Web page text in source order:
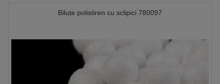
Biluțe polistiren cu sclipici 780097